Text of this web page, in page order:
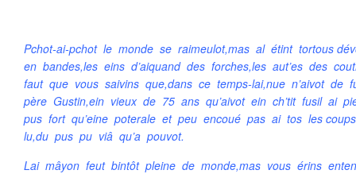
Pchot-ai-pchot le monde se raimeulot,mas al étint tortous
en bandes,les eins d’aiquand des forches,les aut’es des
faut que vous saivins que,dans ce temps-lai,nue n’aivot de
père Gustin,ein vieux de 75 ans qu’aivot ein ch’tit fusil ai
pus fort qu’eine poterale et peu encoué pas ai tos les
lu,du pus pu viâ qu’a pouvot.
Lai mâyon feut bintôt pleine de monde,mas vous érins